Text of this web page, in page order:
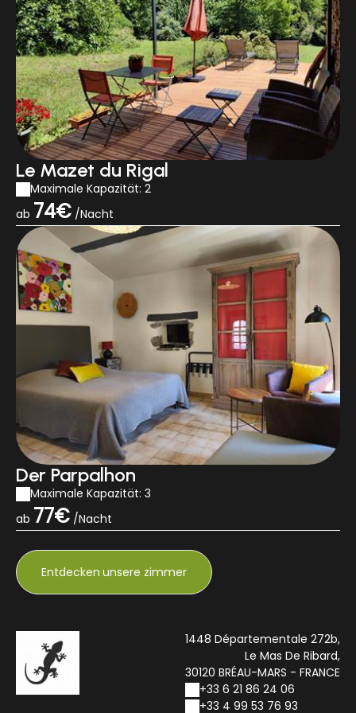
Le Mazet du Rigal
Maximale Kapazität: 2
ab 74€ /Nacht
Der Parpalhon
Maximale Kapazität: 3
ab 77€ /Nacht
Entdecken unsere zimmer
1448 Départementale 272b,
Le Mas De Ribard,
30120 BRÉAU-MARS - FRANCE
+33 6 21 86 24 06
+33 4 99 53 76 93